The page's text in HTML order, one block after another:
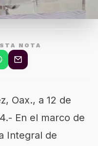
NOTA
Oax., a 12 de
En el marco de
Integral de